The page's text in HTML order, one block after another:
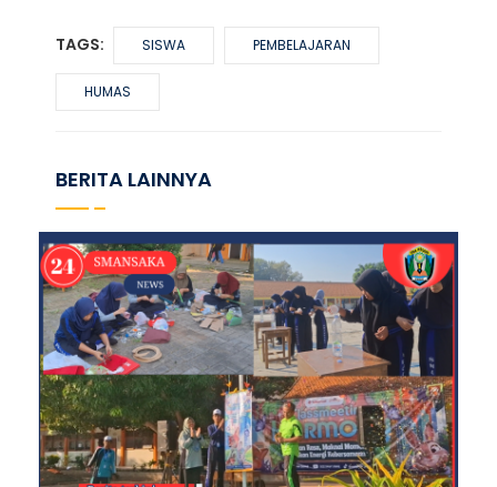
TAGS: SISWA PEMBELAJARAN
HUMAS
BERITA LAINNYA